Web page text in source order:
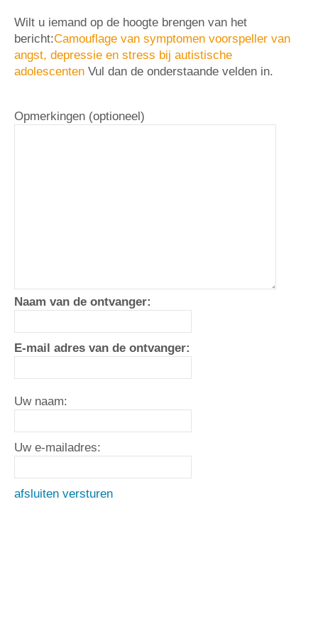
Wilt u iemand op de hoogte brengen van het
bericht:Camouflage van symptomen voorspeller van
angst, depressie en stress bij autistische
adolescenten Vul dan de onderstaande velden in.
Opmerkingen (optioneel)
Naam van de ontvanger:
E-mail adres van de ontvanger:
Uw naam:
Uw e-mailadres:
afsluiten versturen